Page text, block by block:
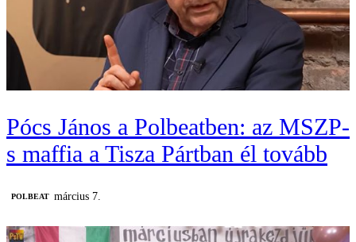
Pócs János a Polbeatben: az MSZP-
s maffia a Tisza Pártban él tovább
‎POLBEAT március 7.